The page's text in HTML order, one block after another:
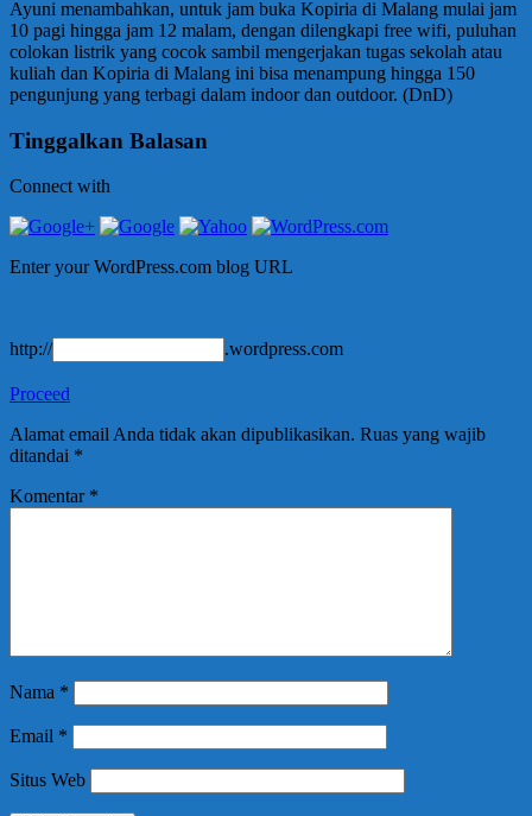
Ayuni menambahkan, untuk jam buka Kopiria di Malang mulai jam
10 pagi hingga jam 12 malam, dengan dilengkapi free wifi, puluhan
colokan listrik yang cocok sambil mengerjakan tugas sekolah atau
kuliah dan Kopiria di Malang ini bisa menampung hingga 150
pengunjung yang terbagi dalam indoor dan outdoor. (DnD)
Tinggalkan Balasan
Connect with
Enter your WordPress.com blog URL
http:// .wordpress.com
Proceed
Alamat email Anda tidak akan dipublikasikan. Ruas yang wajib
ditandai *
Komentar *
Nama *
Email *
Situs Web